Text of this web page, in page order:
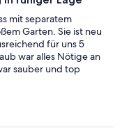
mit separatem
Garten. Sie ist neu
für uns 5
war alles Nötige an
sauber und top
und freundlich und
Wir
die FeWo